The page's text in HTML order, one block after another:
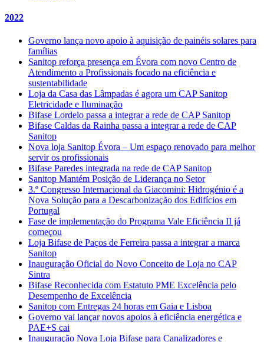
2022
Governo lança novo apoio à aquisição de painéis solares para
famílias
Sanitop reforça presença em Évora com novo Centro de
Atendimento a Profissionais focado na eficiência e
sustentabilidade
Loja da Casa das Lâmpadas é agora um CAP Sanitop
Eletricidade e Iluminação
Bifase Lordelo passa a integrar a rede de CAP Sanitop
Bifase Caldas da Rainha passa a integrar a rede de CAP
Sanitop
Nova loja Sanitop Évora – Um espaço renovado para melhor
servir os profissionais
Bifase Paredes integrada na rede de CAP Sanitop
Sanitop Mantém Posição de Liderança no Setor
3.º Congresso Internacional da Giacomini: Hidrogénio é a
Nova Solução para a Descarbonização dos Edifícios em
Portugal
Fase de implementação do Programa Vale Eficiência II já
começou
Loja Bifase de Paços de Ferreira passa a integrar a marca
Sanitop
Inauguração Oficial do Novo Conceito de Loja no CAP
Sintra
Bifase Reconhecida com Estatuto PME Excelência pelo
Desempenho de Excelência
Sanitop com Entregas 24 horas em Gaia e Lisboa
Governo vai lançar novos apoios à eficiência energética e
PAE+S cai
Inauguração Nova Loja Bifase para Canalizadores e